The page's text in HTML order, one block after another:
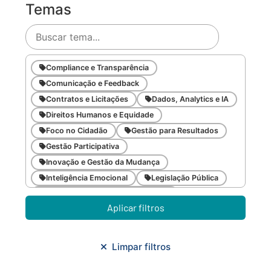
Temas
Compliance e Transparência
Comunicação e Feedback
Contratos e Licitações
Dados, Analytics e IA
Direitos Humanos e Equidade
Foco no Cidadão
Gestão para Resultados
Gestão Participativa
Inovação e Gestão da Mudança
Inteligência Emocional
Legislação Pública
Meio Ambiente e Sustentabilidade
Metodologias Ágeis
Orçamento e Finanças
Planejamento Urbano/Mobilidade
Aplicar filtros
Limpar filtros